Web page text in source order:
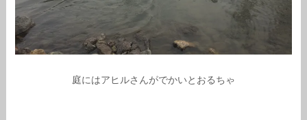
庭にはアヒルさんがでかいとおるちゃ